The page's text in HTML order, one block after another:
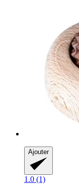
Ajouter
1.0 (1)